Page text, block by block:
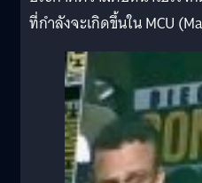
ที่กำลังจะเกิดขึ้นใน MCU